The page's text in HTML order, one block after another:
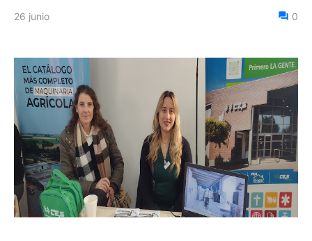
26 junio 0